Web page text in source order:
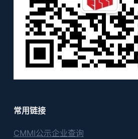
常用链接
CMMI公示企业查询